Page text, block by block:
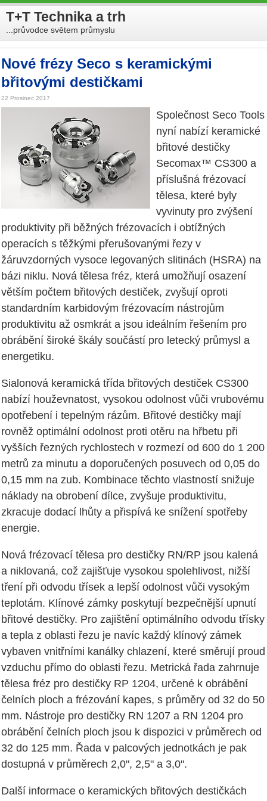
T+T Technika a trh
...průvodce světem průmyslu
Nové frézy Seco s keramickými
břitovými destičkami
22 Prosinec 2017
Společnost Seco Tools
nyní nabízí keramické
břitové destičky
Secomax™ CS300 a
příslušná frézovací
tělesa, které byly
vyvinuty pro zvýšení
produktivity při běžných frézovacích i obtížných
operacích s těžkými přerušovanými řezy v
žáruvzdorných vysoce legovaných slitinách (HSRA) na
bázi niklu. Nová tělesa fréz, která umožňují osazení
větším počtem břitových destiček, zvyšují oproti
standardním karbidovým frézovacím nástrojům
produktivitu až osmkrát a jsou ideálním řešením pro
obrábění široké škály součástí pro letecký průmysl a
energetiku.
Sialonová keramická třída břitových destiček CS300
nabízí houževnatost, vysokou odolnost vůči vrubovému
opotřebení i tepelným rázům. Břitové destičky mají
rovněž optimální odolnost proti otěru na hřbetu při
vyšších řezných rychlostech v rozmezí od 600 do 1 200
metrů za minutu a doporučených posuvech od 0,05 do
0,15 mm na zub. Kombinace těchto vlastností snižuje
náklady na obrobení dílce, zvyšuje produktivitu,
zkracuje dodací lhůty a přispívá ke snížení spotřeby
energie.
Nová frézovací tělesa pro destičky RN/RP jsou kalená
a niklovaná, což zajišťuje vysokou spolehlivost, nižší
tření při odvodu třísek a lepší odolnost vůči vysokým
teplotám. Klínové zámky poskytují bezpečnější upnutí
břitové destičky. Pro zajištění optimálního odvodu třísky
a tepla z oblasti řezu je navíc každý klínový zámek
vybaven vnitřními kanálky chlazení, které směrují proud
vzduchu přímo do oblasti řezu. Metrická řada zahrnuje
tělesa fréz pro destičky RP 1204, určené k obrábění
čelních ploch a frézování kapes, s průměry od 32 do 50
mm. Nástroje pro destičky RN 1207 a RN 1204 pro
obrábění čelních ploch jsou k dispozici v průměrech od
32 do 125 mm. Řada v palcových jednotkách je pak
dostupná v průměrech 2,0", 2,5" a 3,0".
Další informace o keramických břitových destičkách